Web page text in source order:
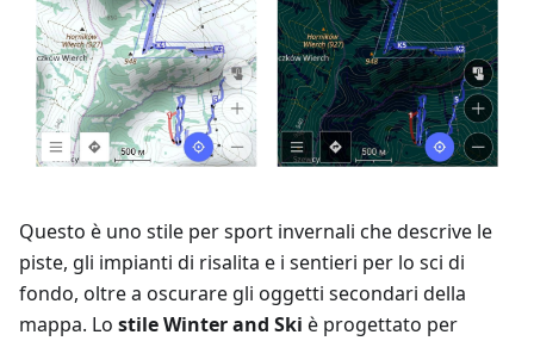
Questo è uno stile per sport invernali che descrive le
piste, gli impianti di risalita e i sentieri per lo sci di
fondo, oltre a oscurare gli oggetti secondari della
mappa. Lo stile Winter and Ski è progettato per